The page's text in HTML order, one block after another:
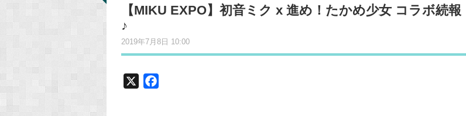
【MIKU EXPO】初音ミク x 進め！たかめ少女 コラボ続報
♪
2019年7月8日 10:00